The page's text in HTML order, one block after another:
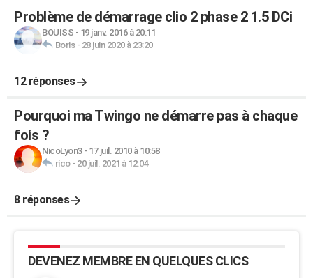
Problème de démarrage clio 2 phase 2 1.5 DCi
BOUISS - 19 janv. 2016 à 20:11
Boris- 28 juin 2020 à 23:20
12 réponses
Pourquoi ma Twingo ne démarre pas à chaque
fois ?
NicoLyon3- 17 juil. 2010 à 10:58
rico- 20 juil. 2021 à 12:04
8 réponses
DEVENEZ MEMBRE EN QUELQUES CLICS